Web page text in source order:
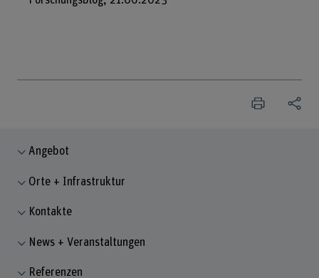
Angebot
Orte + Infrastruktur
Kontakte
News + Veranstaltungen
Referenzen